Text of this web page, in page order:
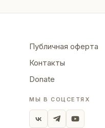
Публичная оферта
Контакты
Donate
МЫ В СОЦСЕТЯХ